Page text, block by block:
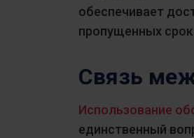
обеспечивает
пропущенных
Связь
Использование
единственный